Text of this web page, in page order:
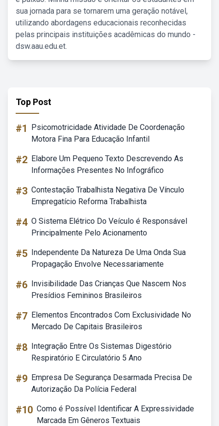
sua jornada para se tornarem uma geração notável,
utilizando abordagens educacionais reconhecidas
pelas principais instituições acadêmicas do mundo -
dsw.aau.edu.et.
Top Post
#1
Psicomotricidade Atividade De Coordenação
Motora Fina Para Educação Infantil
#2 Elabore Um Pequeno Texto Descrevendo As
Informações Presentes No Infográfico
#3 Contestação Trabalhista Negativa De Vínculo
Empregatício Reforma Trabalhista
#4 O Sistema Elétrico Do Veículo é Responsável
Principalmente Pelo Acionamento
#5 Independente Da Natureza De Uma Onda Sua
Propagação Envolve Necessariamente
#6 Invisibilidade Das Crianças Que Nascem Nos
Presídios Femininos Brasileiros
#7 Elementos Encontrados Com Exclusividade No
Mercado De Capitais Brasileiros
#8 Integração Entre Os Sistemas Digestório
Respiratório E Circulatório 5 Ano
#9 Empresa De Segurança Desarmada Precisa De
Autorização Da Polícia Federal
#10 Como é Possível Identificar A Expressividade
Marcada Em Gêneros Textuais